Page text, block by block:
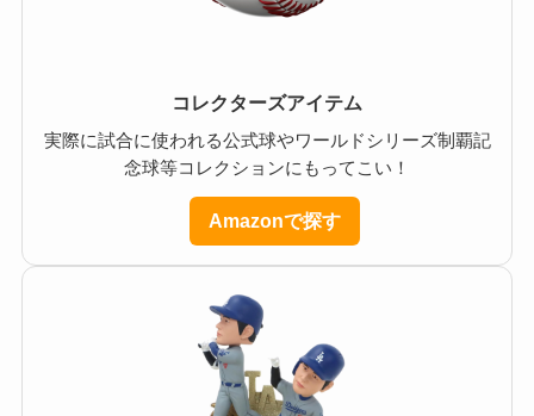
コレクターズアイテム
実際に試合に使われる公式球やワールドシリーズ制覇記
念球等コレクションにもってこい！
Amazonで探す